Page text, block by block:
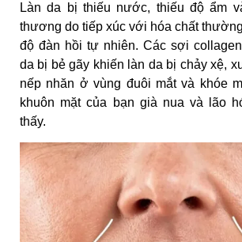
Làn da bị thiếu nước, thiếu độ ẩm
thương do tiếp xúc với hóa chất
độ đàn hồi tự nhiên. Các sợi
da bị bẻ gãy khiến làn da bị chảy xệ,
nếp nhăn ở vùng đuôi mắt và khóe
khuôn mặt của bạn già nua và lão
thấy.